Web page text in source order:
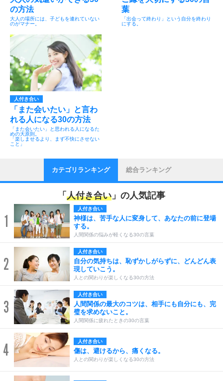
の方法
大人の場所には、子どもを連れていない
のがマナー。
葉
「出会って終わり」という自分を終わり
にする。
人付き合い
「また会いたい」と言わ
れる人になる30の方法
「また会いたい」と思われる人になるた
めの大原則。
「楽しませるより、まず不快にさせない
こと」
カテゴリランキング 総合ランキング
「 人付き合い 」の人気記事
1
人付き合い
神様は、苦手な人に変身して、あなたの前に登場
する。
人間関係の悩みが軽くなる30の言葉
2
人付き合い
自分の気持ちは、恥ずかしがらずに、どんどん表
現していこう。
人との関わりが楽しくなる30の方法
3
人付き合い
人間関係の最大のコツは、相手にも自分にも、完
璧を求めないこと。
人間関係に疲れたときの30の言葉
4 人付き合い
傷は、避けるから、痛くなる。
人との関わりが楽しくなる30の方法